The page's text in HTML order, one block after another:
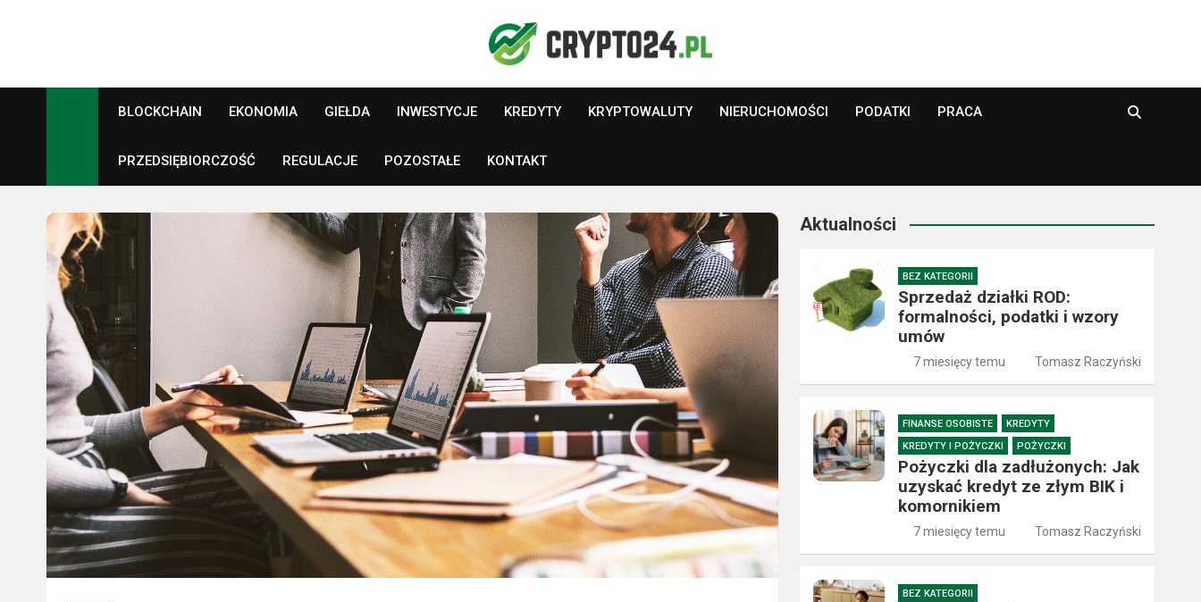
Crypto24.pl
BLOCKCHAIN EKONOMIA GIEŁDA INWESTYCJE KREDYTY KRYPTOWALUTY NIERUCHOMOŚCI PODATKI PRACA
PRZEDSIĘBIORCZOŚĆ REGULACJE POZOSTAŁE KONTAKT
Aktualności
BEZ KATEGORII
Sprzedaż działki ROD:
formalności, podatki i wzory
umów
7 miesięcy temu Tomasz Raczyński
FINANSE OSOBISTE
KREDYTY
KREDYTY I POŻYCZKI
POŻYCZKI
Pożyczki dla zadłużonych: Jak
uzyskać kredyt ze złym BIK i
komornikiem
7 miesięcy temu Tomasz Raczyński
BEZ KATEGORII